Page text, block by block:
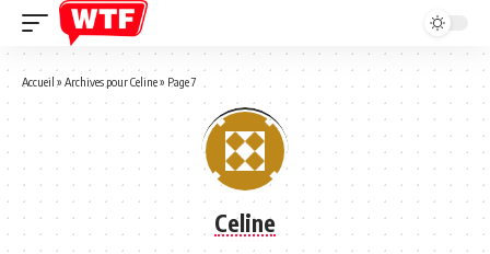
Accueil » Archives pour Celine» Page 7
Celine